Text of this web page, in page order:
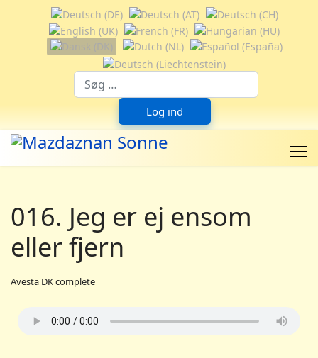
Vælg dit sprog
Log ind
016. Jeg er ej ensom
eller fjern
Avesta DK complete